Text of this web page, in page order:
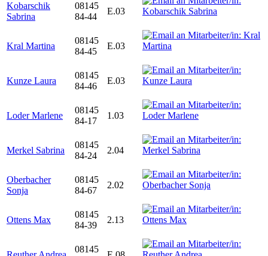
Kobarschik
Sabrina
08145
84-44
E.03
Kral Martina
08145
84-45
E.03
Kunze Laura
08145
84-46
E.03
Loder Marlene
08145
84-17
1.03
Merkel Sabrina
08145
84-24
2.04
Oberbacher
Sonja
08145
84-67
2.02
Ottens Max
08145
84-39
2.13
08145